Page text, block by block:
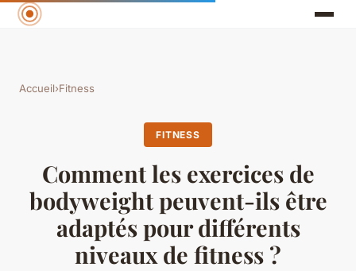
Accueil›Fitness
FITNESS
Comment les exercices de
bodyweight peuvent-ils être
adaptés pour différents
niveaux de fitness ?